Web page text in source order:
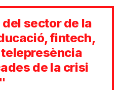
del sector de la
fintech,
de la crisi